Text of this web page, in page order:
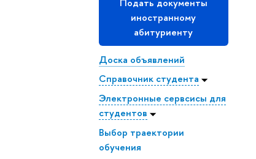
Подать документы
иностранному
абитуриенту
Доска объявлений
Справочник студента
Электронные сервсисы для
студентов
Выбор траектории
обучения